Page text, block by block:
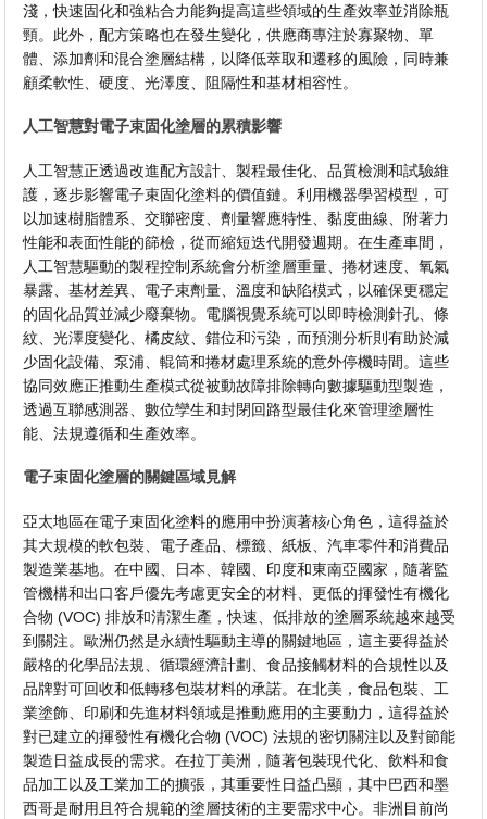
淺，快速固化和強粘合力能夠提高這些領域的生產效率並消除瓶
頸。此外，配方策略也在發生變化，供應商專注於寡聚物、單
體、添加劑和混合塗層結構，以降低萃取和遷移的風險，同時兼
顧柔軟性、硬度、光澤度、阻隔性和基材相容性。
人工智慧對電子束固化塗層的累積影響
人工智慧正透過改進配方設計、製程最佳化、品質檢測和試驗維
護，逐步影響電子束固化塗料的價值鏈。利用機器學習模型，可
以加速樹脂體系、交聯密度、劑量響應特性、黏度曲線、附著力
性能和表面性能的篩檢，從而縮短迭代開發週期。在生產車間，
人工智慧驅動的製程控制系統會分析塗層重量、捲材速度、氧氣
暴露、基材差異、電子束劑量、溫度和缺陷模式，以確保更穩定
的固化品質並減少廢棄物。電腦視覺系統可以即時檢測針孔、條
紋、光澤度變化、橘皮紋、錯位和污染，而預測分析則有助於減
少固化設備、泵浦、輥筒和捲材處理系統的意外停機時間。這些
協同效應正推動生產模式從被動故障排除轉向數據驅動型製造，
透過互聯感測器、數位孿生和封閉回路型最佳化來管理塗層性
能、法規遵循和生產效率。
電子束固化塗層的關鍵區域見解
亞太地區在電子束固化塗料的應用中扮演著核心角色，這得益於
其大規模的軟包裝、電子產品、標籤、紙板、汽車零件和消費品
製造業基地。在中國、日本、韓國、印度和東南亞國家，隨著監
管機構和出口客戶優先考慮更安全的材料、更低的揮發性有機化
合物 (VOC) 排放和清潔生產，快速、低排放的塗層系統越來越受
到關注。歐洲仍然是永續性驅動主導的關鍵地區，這主要得益於
嚴格的化學品法規、循環經濟計劃、食品接觸材料的合規性以及
品牌對可回收和低轉移包裝材料的承諾。在北美，食品包裝、工
業塗飾、印刷和先進材料領域是推動應用的主要動力，這得益於
對已建立的揮發性有機化合物 (VOC) 法規的密切關注以及對節能
製造日益成長的需求。在拉丁美洲，隨著包裝現代化、飲料和食
品加工以及工業加工的擴張，其重要性日益凸顯，其中巴西和墨
西哥是耐用且符合規範的塗層技術的主要需求中心。非洲目前尚